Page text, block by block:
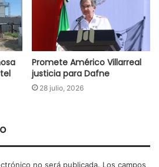
Promete Américo Villarreal
justicia para Dafne
28 julio, 2026
no será publicada. Los campos